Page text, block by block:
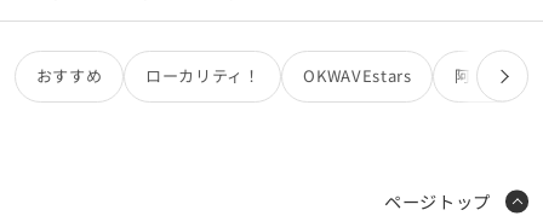
おすすめ ローカリティ！ OKWAVEstars 阿部亮
ページトップ